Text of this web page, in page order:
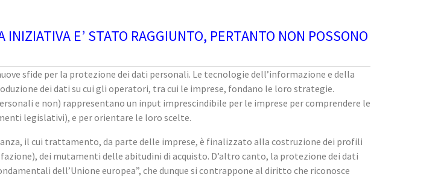
E’ STATO RAGGIUNTO, PERTANTO NON POSSONO
sfide per la protezione dei dati personali. Le tecnologie dell’informazione e della
dei dati su cui gli operatori, tra cui le imprese, fondano le loro strategie.
e non) rappresentano un input imprescindibile per le imprese per comprendere le
legislativi), e per orientare le loro scelte.
il cui trattamento, da parte delle imprese, è finalizzato alla costruzione dei profili
dei mutamenti delle abitudini di acquisto. D’altro canto, la protezione dei dati
dell’Unione europea”, che dunque si contrappone al diritto che riconosce